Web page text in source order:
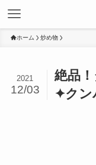
ホーム 炒め物
絶品
✦クン
2021
12/03